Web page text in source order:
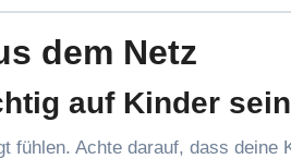
dem Netz
auf Kinder
fühlen. Achte darauf, dass deine